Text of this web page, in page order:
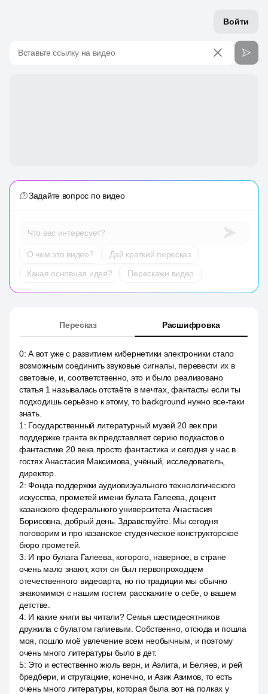
Войти
Вставьте ссылку на видео
Задайте вопрос по видео
Что вас интересует?
О чем это видео?
Дай краткий пересказ
Какая основная идея?
Перескажи видео
Пересказ Расшифровка
0:А вот уже с развитием кибернетики электроники стало
возможным соединить звуковые сигналы, перевести их в
световые, и, соответственно, это и было реализовано
статья 1 называлась отстаёте в мечтах, фантасты если ты
подходишь серьёзно к этому, то background нужно все-таки
знать.
1 : Государственный литературный музей 20 век при
поддержке гранта вк представляет серию подкастов о
фантастике 20 века просто фантастика и сегодня у нас в
гостях Анастасия Максимова, учёный, исследователь,
директор.
2:Фонда поддержки аудиовизуального технологического
искусства, прометей имени булата Галеева, доцент
казанского федерального университета Анастасия
Борисовна, добрый день. Здравствуйте. Мы сегодня
поговорим и про казанское студенческое конструкторское
бюро прометей.
3: И про булата Галеева, которого, наверное, в стране
очень мало знают, хотя он был первопроходцем
отечественного видеоарта, но по традиции мы обычно
знакомимся с нашим гостем расскажите о себе, о вашем
детстве.
4: И какие книги вы читали? Семья шестидесятников
дружила с булатом галиевым. Собственно, отсюда и пошла
моя, пошло моё увлечение всем необычным, и поэтому
очень много литературы было в дет.
5: Это и естественно жюль верн, и Аэлита, и Беляев, и рей
бредбери, и стругацкие, конечно, и Азик Азимов, то есть
очень много литературы, которая была вот на полках у